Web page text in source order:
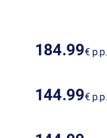
184.99€ p.p.
144.99€ p.p.